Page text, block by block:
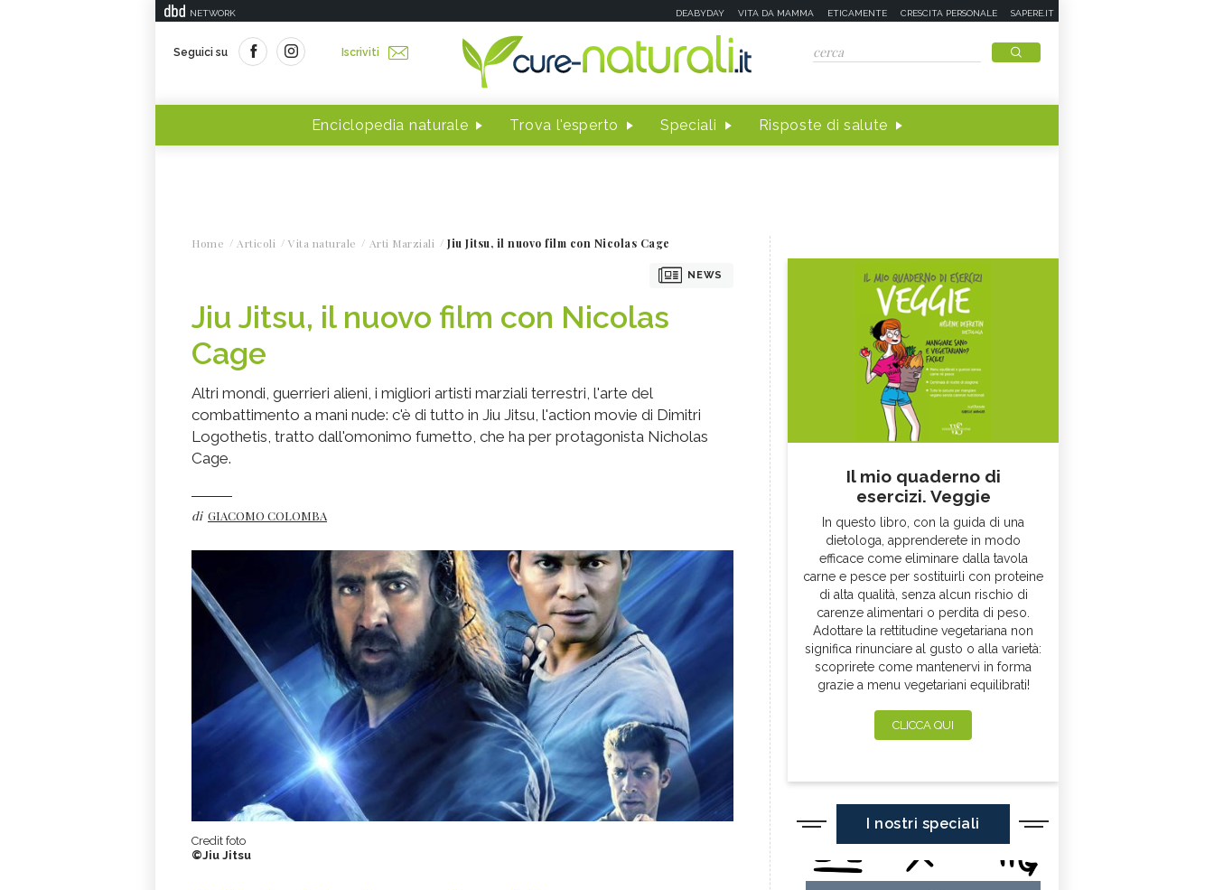
NETWORK DEABYDAY VITA DA MAMMA ETICAMENTE CRESCITA PERSONALE SAPERE.IT
Seguici su Iscriviti
Enciclopedia naturale Trova l'esperto Speciali Risposte di salute
Home Articoli Vita naturale Arti Marziali Jiu Jitsu, il nuovo film con Nicolas Cage
NEWS
Jiu Jitsu, il nuovo film con Nicolas
Cage
Altri mondi, guerrieri alieni, i migliori artisti marziali terrestri, l'arte del
combattimento a mani nude: c'è di tutto in Jiu Jitsu, l'action movie di Dimitri
Logothetis, tratto dall'omonimo fumetto, che ha per protagonista Nicholas
Cage.
di GIACOMO COLOMBA
Credit foto
©Jiu Jitsu
Il mio quaderno di
esercizi. Veggie
In questo libro, con la guida di una
dietologa, apprenderete in modo
efficace come eliminare dalla tavola
carne e pesce per sostituirli con proteine
di alta qualità, senza alcun rischio di
carenze alimentari o perdita di peso.
Adottare la rettitudine vegetariana non
significa rinunciare al gusto o alla varietà:
scoprirete come mantenervi in forma
grazie a menu vegetariani equilibrati!
CLICCA QUI
I nostri speciali